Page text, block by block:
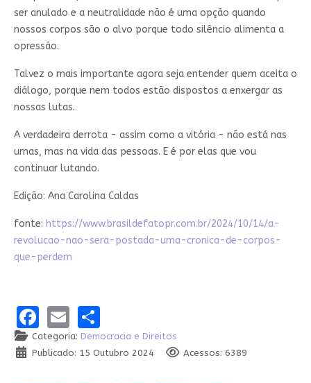
ser anulado e a neutralidade não é uma opção quando
nossos corpos são o alvo porque todo silêncio alimenta a
opressão.
Talvez o mais importante agora seja entender quem aceita o
diálogo, porque nem todos estão dispostos a enxergar as
nossas lutas.
A verdadeira derrota - assim como a vitória - não está nas
urnas, mas na vida das pessoas. E é por elas que vou
continuar lutando.
Edição: Ana Carolina Caldas
fonte: https://www.brasildefatopr.com.br/2024/10/14/a-
revolucao-nao-sera-postada-uma-cronica-de-corpos-
que-perdem
Facebook
EmailShare
Categoria: Democracia e Direitos
Publicado: 15 Outubro 2024
Acessos: 6389